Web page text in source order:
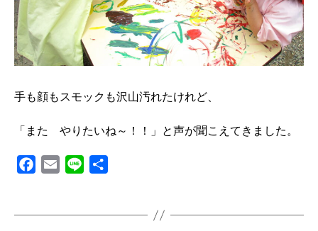
手も顔もスモックも沢山汚れたけれど、
「また やりたいね～！！」と声が聞こえてきました。
e
i
e